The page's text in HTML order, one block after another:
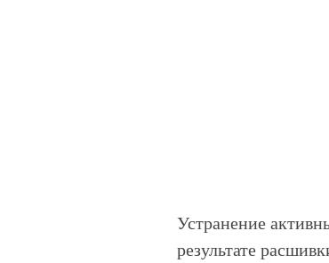
Устранение
результате